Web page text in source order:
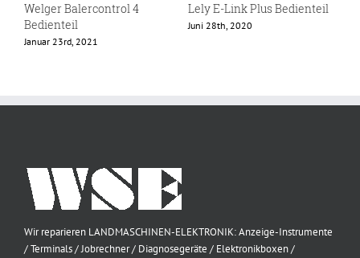
Welger Balercontrol 4
Bedienteil
Januar 23rd, 2021
Lely E-Link Plus Bedienteil
Juni 28th, 2020
Wir reparieren LANDMASCHINEN-ELEKTRONIK: Anzeige-Instrumente
/ Terminals / Jobrechner / Diagnosegeräte / Elektronikboxen /